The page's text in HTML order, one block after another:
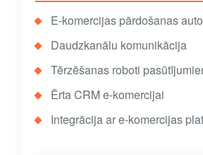
E-komercijas pārdošanas
Daudzkanālu komunikācija
Tērzēšanas roboti
Ērta CRM e-komercijai
Integrācija ar e-komercijas